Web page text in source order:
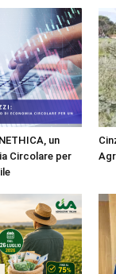
un
Circolare per